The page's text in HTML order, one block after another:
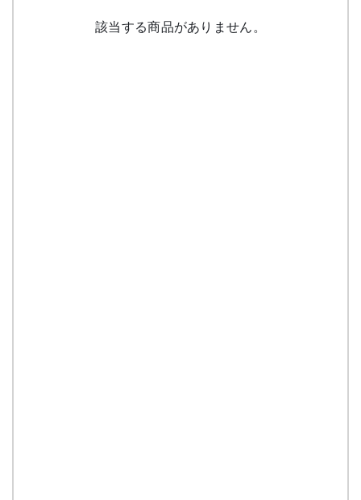
該当する商品がありません。